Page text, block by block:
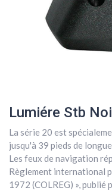
Lumiére Stb
La série 20 est
jusqu'à 39 pieds de
Les feux de navigation
Règlement international
1972 (COLREG) »,